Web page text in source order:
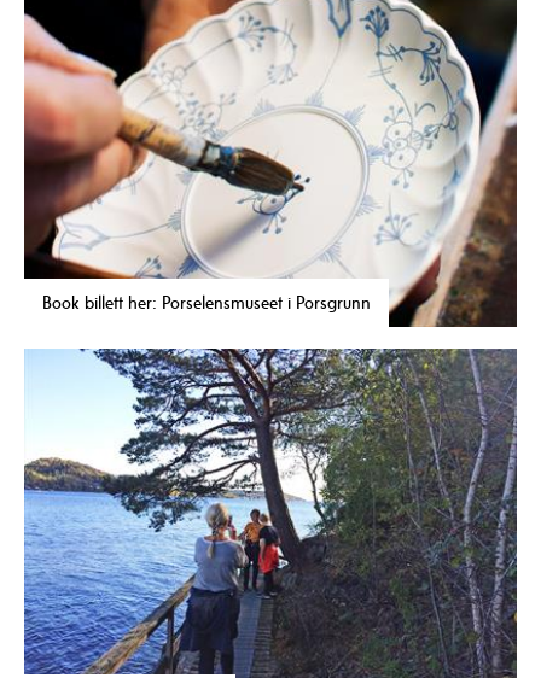
Book billett her: Porselensmuseet i Porsgrunn